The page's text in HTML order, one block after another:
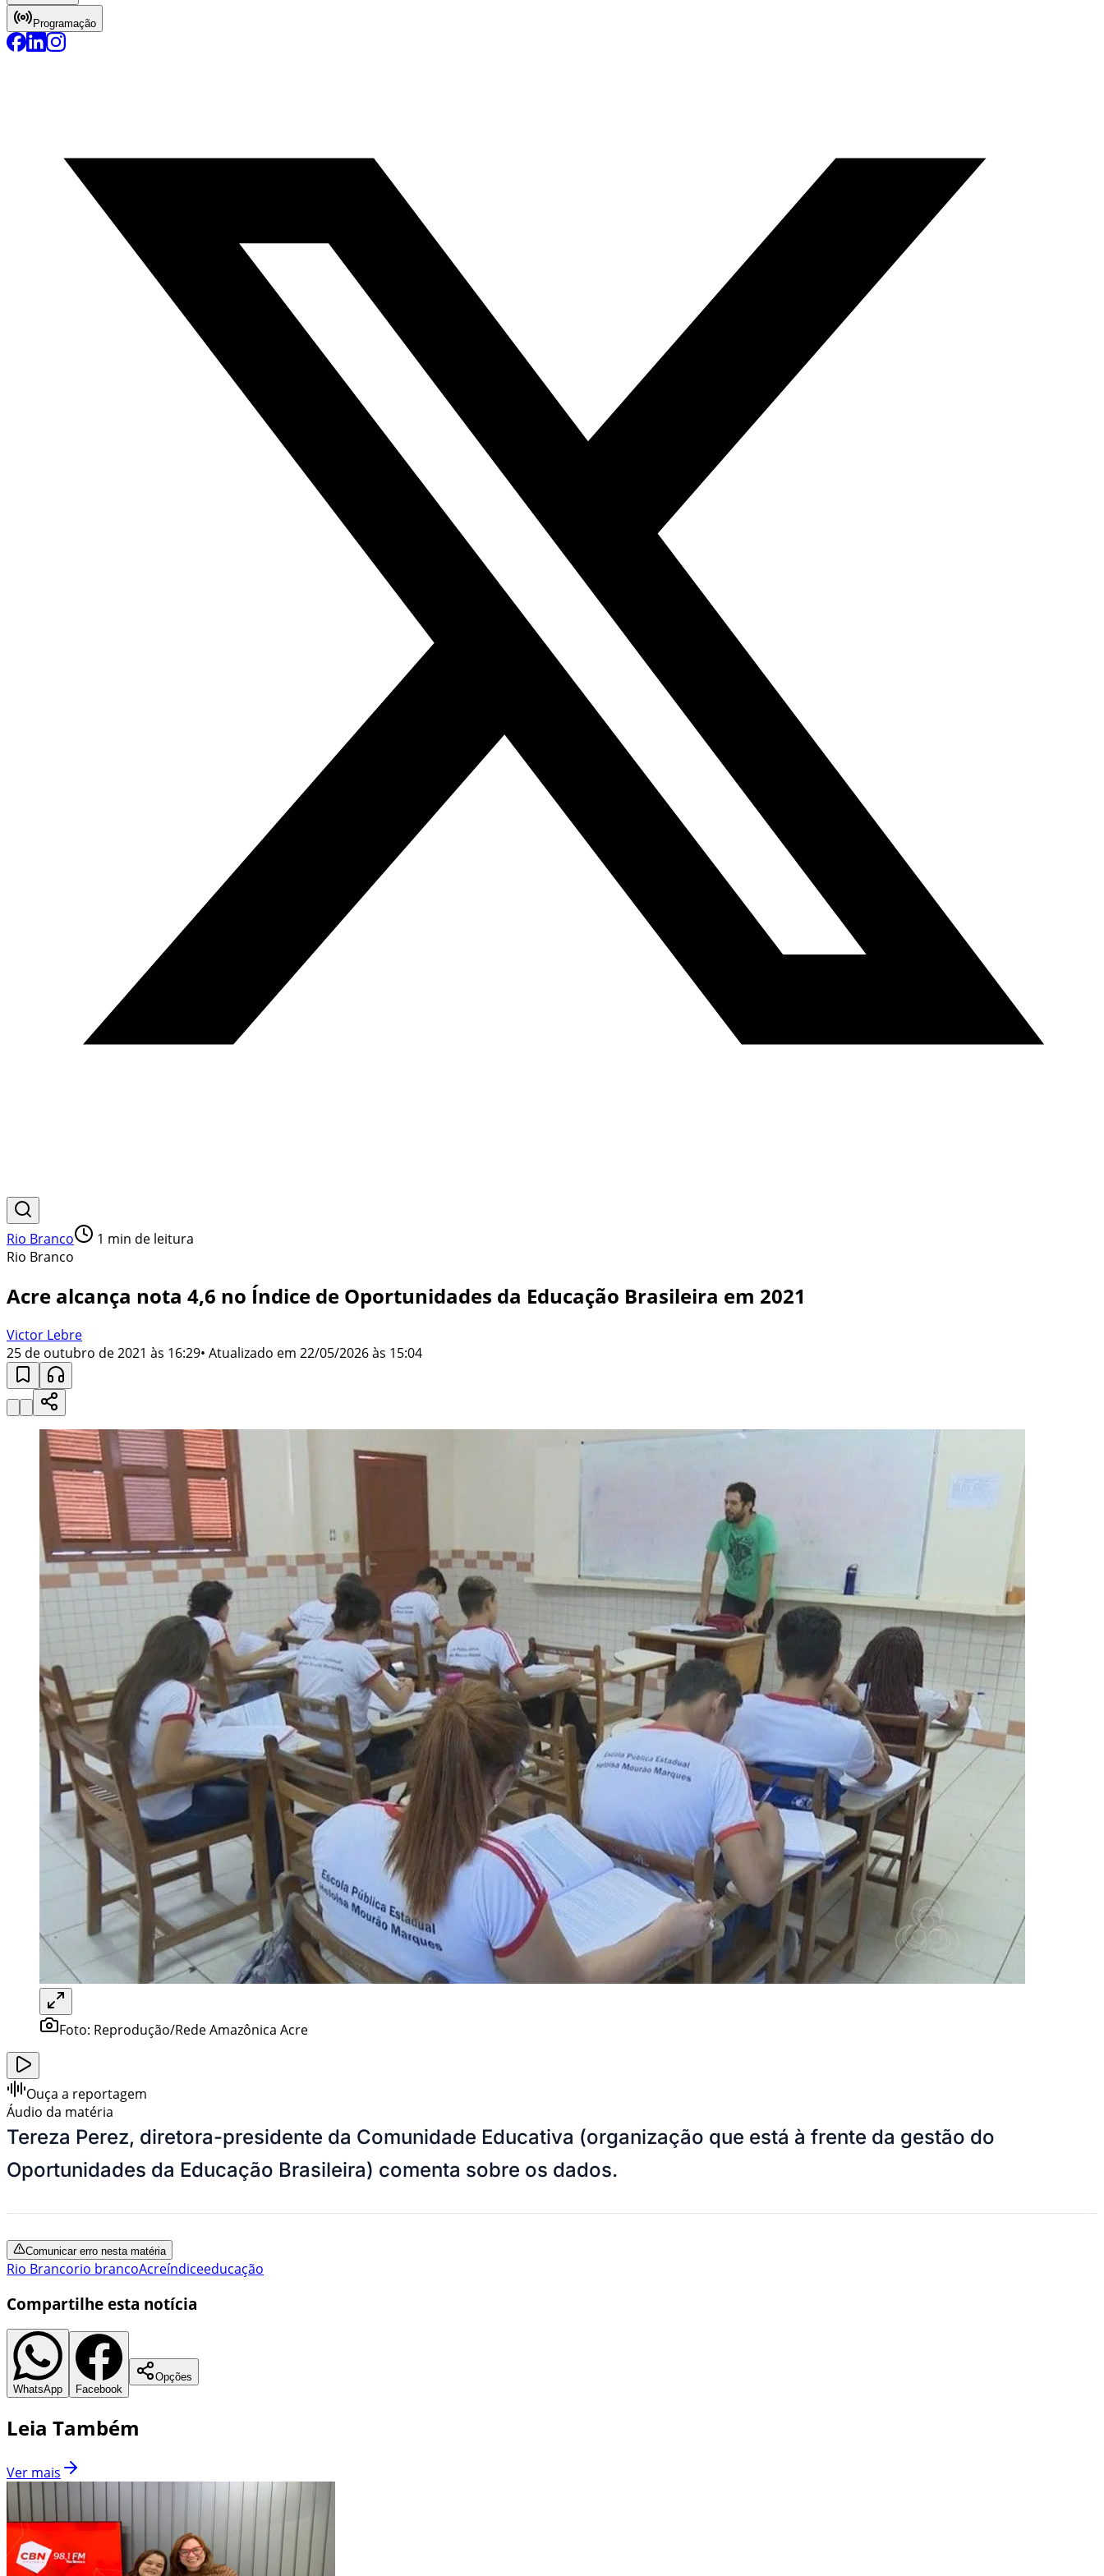
Programação
Rio Branco 1 min de leitura
Rio Branco
Acre alcança nota 4,6 no Índice de Oportunidades da Educação Brasileira em 2021
Victor Lebre
25 de outubro de 2021 às 16:29• Atualizado em 22/05/2026 às 15:04
Foto: Reprodução/Rede Amazônica Acre
Ouça a reportagem
Áudio da matéria
Tereza Perez, diretora-presidente da Comunidade Educativa (organização que está à frente da gestão do
Oportunidades da Educação Brasileira) comenta sobre os dados.
Comunicar erro nesta matéria
Rio Brancorio brancoAcreíndiceeducação
Compartilhe esta notícia
WhatsApp Facebook
Opções
Leia Também
Ver mais